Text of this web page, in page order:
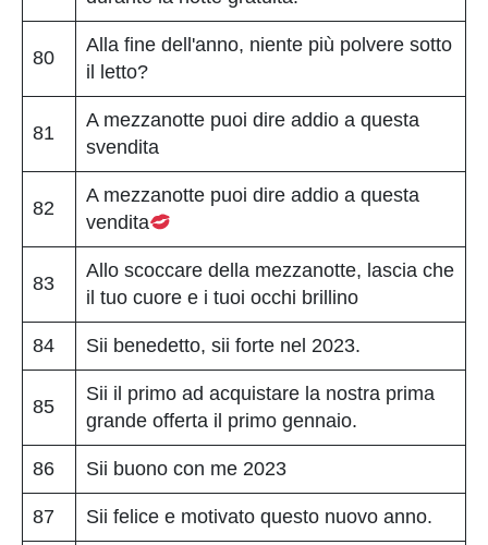
80
Alla fine dell'anno, niente più polvere sotto
il letto?
81
A mezzanotte puoi dire addio a questa
svendita
82
A mezzanotte puoi dire addio a questa
vendita
83
Allo scoccare della mezzanotte, lascia che
il tuo cuore e i tuoi occhi brillino
84 Sii benedetto, sii forte nel 2023.
85
Sii il primo ad acquistare la nostra prima
grande offerta il primo gennaio.
86 Sii buono con me 2023
87 Sii felice e motivato questo nuovo anno.